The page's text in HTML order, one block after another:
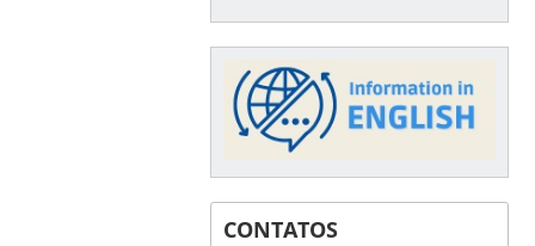
CONTATOS